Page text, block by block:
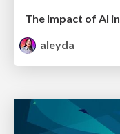
aleyda